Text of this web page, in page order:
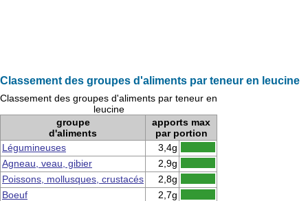
Classement des groupes d'aliments par teneur en leucine
Classement des groupes d'aliments par teneur en
leucine
groupe
d'aliments
apports max
par portion
Légumineuses
3,4g
Agneau, veau, gibier
2,9g
Poissons, mollusques, crustacés
2,8g
Boeuf
2,7g